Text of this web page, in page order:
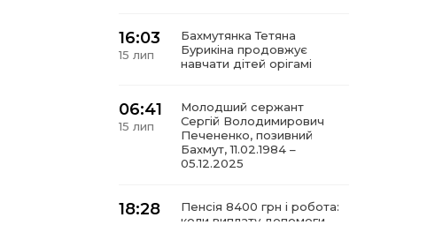
16:03
15 лип
Бахмутянка Тетяна
Бурикіна продовжує
навчати дітей орігамі
06:41
15 лип
Молодший сержант
Сергій Володимирович
Печененко, позивний
Бахмут, 11.02.1984 –
05.12.2025
18:28
Пенсія 8400 грн і робота:
коли виплату допомоги